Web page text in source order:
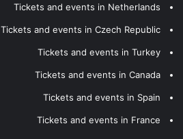
Tickets and events in Netherlands
Tickets and events in Czech Republic
Tickets and events in Turkey
Tickets and events in Canada
Tickets and events in Spain
Tickets and events in France